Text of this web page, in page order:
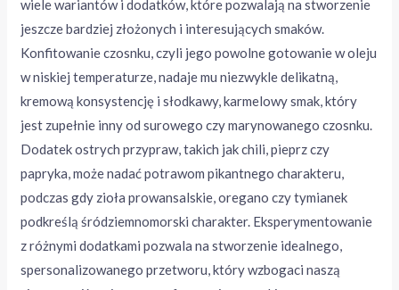
wiele wariantów i dodatków, które pozwalają na stworzenie
jeszcze bardziej złożonych i interesujących smaków.
Konfitowanie czosnku, czyli jego powolne gotowanie w oleju
w niskiej temperaturze, nadaje mu niezwykle delikatną,
kremową konsystencję i słodkawy, karmelowy smak, który
jest zupełnie inny od surowego czy marynowanego czosnku.
Dodatek ostrych przypraw, takich jak chili, pieprz czy
papryka, może nadać potrawom pikantnego charakteru,
podczas gdy zioła prowansalskie, oregano czy tymianek
podkreślą śródziemnomorski charakter. Eksperymentowanie
z różnymi dodatkami pozwala na stworzenie idealnego,
spersonalizowanego przetworu, który wzbogaci naszą